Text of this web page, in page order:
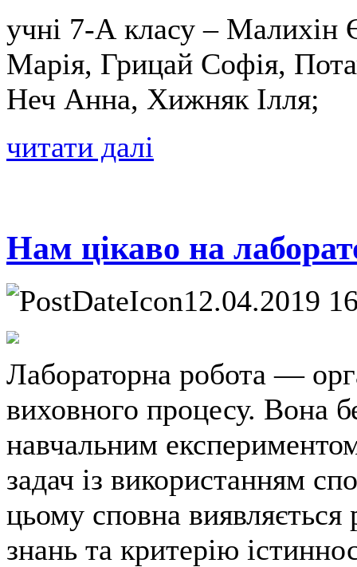
учні 7-А класу ‒ Малихін
Марія, Грицай Софія,
Неч Анна, Хижняк Ілля;
читати далі
Нам цікаво на
12.04.2019
Лабораторна робота —
виховного процесу. Вона
навчальним
задач із використанням
цьому сповна
знань та критерію